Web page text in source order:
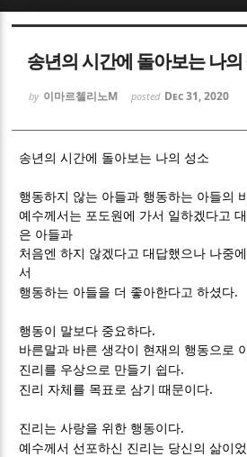
송년의 시간에 돌아보는 나
by 이마르첼리노M posted Dec 31, 2020
송년의 시간에 돌아보는 나의 성소
행동하지 않는 아들과 행동하는 아들의
예수께서는 포도원에 가서 일하겠다고
은 아들과
처음엔 하지 않겠다고 대답했으나 나중
서
행동하는 아들을 더 좋아한다고 하셨다.
행동이 말보다 중요하다.
바른말과 바른 생각이 현재의 행동으로
진리를 우상으로 만들기 쉽다.
진리 자체를 목표로 삼기 때문이다.
진리는 사랑을 위한 행동이다.
예수께서 선포하신 진리는 당신의 삶이
Sketchbook5, 스케
Sketchbook5, 스
Sketchbook5, 스케
Sketchbook5, 스